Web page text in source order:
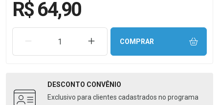
R$ 64,90
REMOVER UMA UNIDADEAUMENTAR UMA UNIDADE
COMPRAR
DESCONTO CONVÊNIO
Exclusivo para clientes cadastrados no programa